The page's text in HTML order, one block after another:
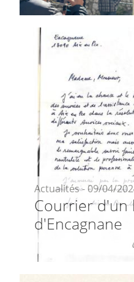
Actualités - 09/04/
Courrier d'un
d'Encagnane